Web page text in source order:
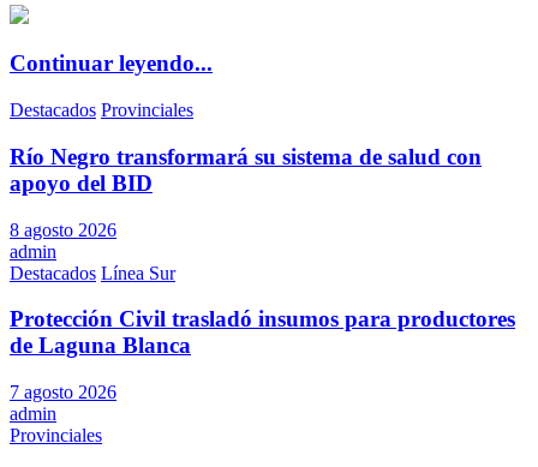
Continuar leyendo...
Destacados Provinciales
Río Negro transformará su sistema de salud con
apoyo del BID
8 agosto 2026
admin
Destacados Línea Sur
Protección Civil trasladó insumos para productores
de Laguna Blanca
7 agosto 2026
admin
Provinciales